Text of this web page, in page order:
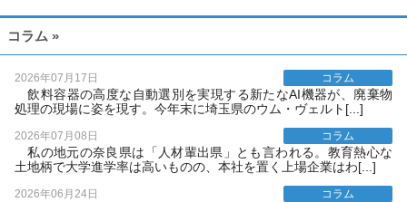
コラム »
2026年07月17日 コラム
飲料容器の高度な自動選別を実現する新たなAI機器が、廃棄物
処理の現場に姿を現す。今年末に埼玉県のウム・ヴェルト[...]
2026年07月08日 コラム
私の地元の奈良県は「人材輩出県」とも言われる。教育熱心な
土地柄で大学進学率は高いものの、本社を置く上場企業はわ[...]
2026年06月24日 コラム